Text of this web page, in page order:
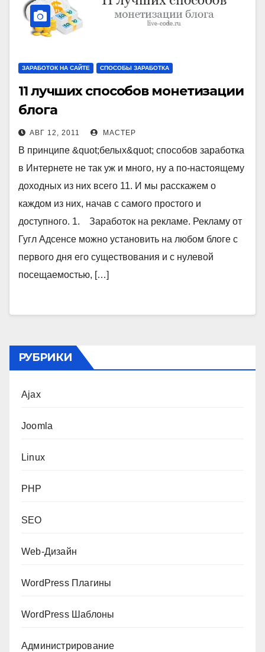
ЗАРАБОТОК НА САЙТЕ СПОСОБЫ ЗАРАБОТКА
11 лучших способов монетизации
блога
АВГ 12, 2011 МАСТЕР
В принципе &quot;белых&quot; способов заработка
в Интернете не так уж и много, ну а по-настоящему
доходных из них всего 11. И мы расскажем о
каждом из них, начав с самого простого и
доступного. 1. Заработок на рекламе. Рекламу от
Гугл Адсенсе можно установить на любом блоге с
первого дня его существования и с нулевой
посещаемостью, […]
РУБРИКИ
Ajax
Joomla
Linux
PHP
SEO
Web-Дизайн
WordPress Плагины
WordPress Шаблоны
Администрирование